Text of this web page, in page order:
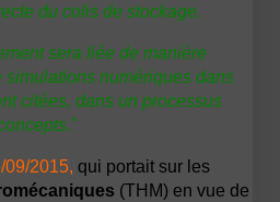
du colis de stockage.
sera liée de manière
simulations numériques dans
citées, dans un processus
."
09/2015, qui portait sur les
(THM) en vue de